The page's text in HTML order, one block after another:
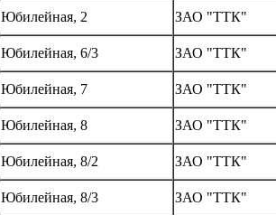
Юбилейная, 2 ЗАО "ТТК"
Юбилейная, 6/3 ЗАО "ТТК"
Юбилейная, 7 ЗАО "ТТК"
Юбилейная, 8 ЗАО "ТТК"
Юбилейная, 8/2 ЗАО "ТТК"
Юбилейная, 8/3 ЗАО "ТТК"